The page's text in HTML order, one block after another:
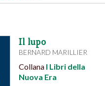
Il lupo
BERNARD MARILLIER
Collana I Libri della
Nuova Era